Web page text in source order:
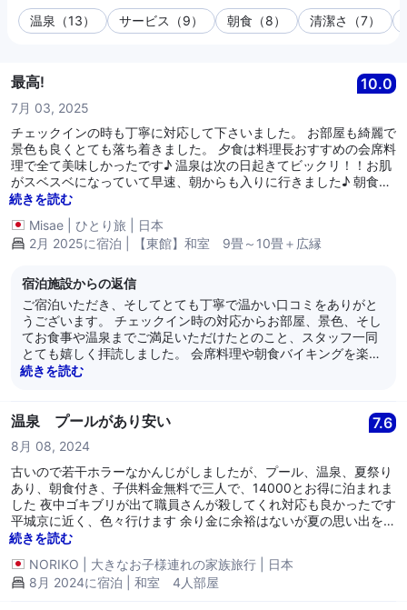
温泉（13） サービス（9） 朝食（8） 清潔さ（7）
最高! 10.0
7月 03, 2025
チェックインの時も丁寧に対応して下さいました。 お部屋も綺麗で
景色も良くとても落ち着きました。 夕食は料理長おすすめの会席料
理で全て美味しかったです♪ 温泉は次の日起きてビックリ！！お肌
がスベスベになっていて早速、朝からも入りに行きました♪ 朝食は
バイキングでしたが、食べた物全て美味しくていっぱい食べてしま
い食べ過ぎました♪ とても満足でした。また行きたいと思っていま
す♪
続きを読む
Misae
ひとり旅
日本
2月 2025に宿泊 | 【東館】和室 9畳～10畳＋広縁
宿泊施設からの返信
ご宿泊いただき、そしてとても丁寧で温かい口コミをありがと
うございます。 チェックイン時の対応からお部屋、景色、そし
てお食事や温泉までご満足いただけたとのこと、スタッフ一同
とても嬉しく拝読しました。 会席料理や朝食バイキングを楽し
んでいただけたこと、さらに温泉でお肌がスベスベになったと
行きたい」と言っていただけることが本当に光栄です。 次回も
心地よい時間をお過ごしいただけるよう、スタッフ一同お待ち
しております。 奈良パークホテル
続きを読む
温泉 プールがあり安い 7.6
8月 08, 2024
古いので若干ホラーなかんじがしましたが、プール、温泉、夏祭り
あり、朝食付き、子供料金無料で三人で、14000とお得に泊まれま
した 夜中ゴキブリが出て職員さんが殺してくれ対応も良かったです
平城京に近く、色々行けます 余り金に余裕はないが夏の思い出を作
りたい、ときにおすすめです
続きを読む
NORIKO
大きなお子様連れの家族旅行
日本
8月 2024に宿泊 | 和室 4人部屋